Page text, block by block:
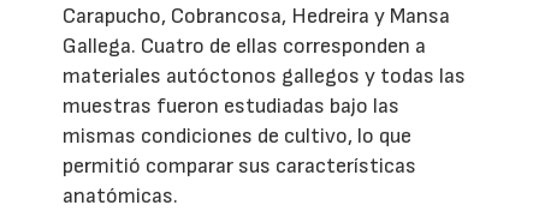
Carapucho, Cobrancosa, Hedreira y Mansa
Gallega. Cuatro de ellas corresponden a
materiales autóctonos gallegos y todas las
muestras fueron estudiadas bajo las
mismas condiciones de cultivo, lo que
permitió comparar sus características
anatómicas.